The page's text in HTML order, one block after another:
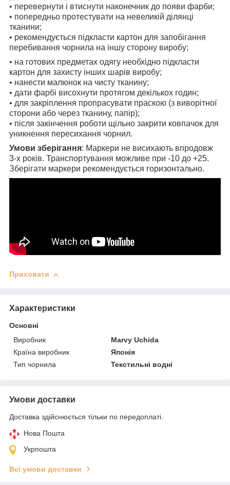
• перевернути і втиснути наконечник до появи фарби;
• попередньо протестувати на невеликій ділянці
тканини;
• рекомендується підкласти картон для запобігання
перебивання чорнила на іншу сторону виробу;
• на готових предметах одягу необхідно підкласти
картон для захисту інших шарів виробу;
• нанести малюнок на чисту тканину;
• дати фарбі висохнути протягом декількох годин;
• для закріплення пропрасувати праскою (з виворітної
сторони або через тканину, папір);
• після закінчення роботи щільно закрити ковпачок для
уникнення пересихання чорнил.
Умови зберігання: Маркери не висихають впродовж
3-х років. Транспортування можливе при -10 до +25.
Зберігати маркери рекомендується горизонтально.
Приховати
Характеристики
Основні
Виробник
Marvy Uchida
Країна виробник
Японія
Тип чорнила
Текстильні водні
Умови доставки
Доставка здійснюється тільки по передоплаті.
Нова Пошта
Укрпошта
Всі умови доставки